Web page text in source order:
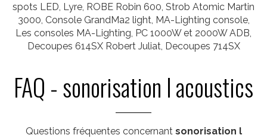
spots LED, Lyre, ROBE Robin 600, Strob Atomic Martin
3000, Console GrandMa2 light, MA-Lighting console,
Les consoles MA-Lighting, PC 1000W et 2000W ADB,
Decoupes 614SX Robert Juliat, Decoupes 714SX
FAQ - sonorisation l acoustics
Questions fréquentes concernant sonorisation l